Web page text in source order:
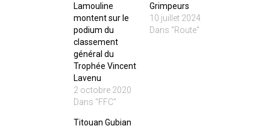
Lamouline
montent sur le
podium du
classement
général du
Trophée Vincent
Lavenu
2 octobre 2020
Dans "FFC"
Grimpeurs
10 juillet 2024
Dans "Route"
Titouan Gubian